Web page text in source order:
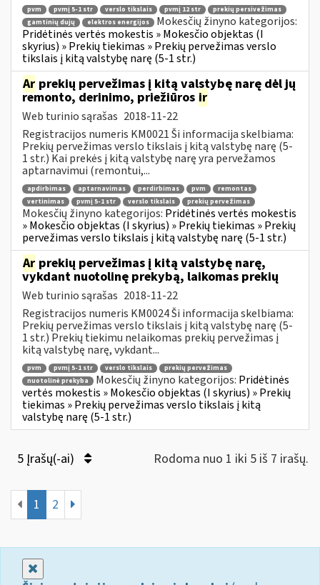
pvm pvmį 5-1 str verslo tikslais pvmį 12 str
prekių persivežimas
gamtinių dujų
elektros energijos
Mokesčių žinyno kategorijos:
Pridėtinės vertės mokestis » Mokesčio objektas (I
skyrius) » Prekių tiekimas » Prekių pervežimas verslo
tikslais į kitą valstybę narę (5-1 str.)
Ar prekių pervežimas į kitą valstybę narę dėl jų
remonto, derinimo, priežiūros ir
Web turinio sąrašas 2018-11-22
Registracijos numeris KM0021 Ši informacija skelbiama:
Prekių pervežimas verslo tikslais į kitą valstybę narę (5-
1 str.) Kai prekės į kitą valstybę narę yra pervežamos
aptarnavimui (remontui,...
apdirbimas aptarnavimas perdirbimas pvm
remontas
vertinimas
pvmį 5-1 str verslo tikslais prekių pervežimas
Mokesčių žinyno kategorijos: Pridėtinės vertės mokestis
» Mokesčio objektas (I skyrius) » Prekių tiekimas » Prekių
pervežimas verslo tikslais į kitą valstybę narę (5-1 str.)
Ar prekių pervežimas į kitą valstybę narę,
vykdant nuotolinę prekybą, laikomas prekių
Web turinio sąrašas 2018-11-22
Registracijos numeris KM0024 Ši informacija skelbiama:
Prekių pervežimas verslo tikslais į kitą valstybę narę (5-
1 str.) Prekių tiekimu nelaikomas prekių pervežimas į
kitą valstybę narę, vykdant...
pvm pvmį 5-1 str verslo tikslais
prekių pervežimas
nuotolinė prekyba
Mokesčių žinyno kategorijos: Pridėtinės
vertės mokestis » Mokesčio objektas (I skyrius) » Prekių
tiekimas » Prekių pervežimas verslo tikslais į kitą
valstybę narę (5-1 str.)
5 Įrašų(-ai) Rodoma nuo 1 iki 5 iš 7 irašų.
1 2